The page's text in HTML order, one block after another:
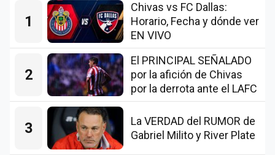
1
Chivas vs FC Dallas:
Horario, Fecha y dónde ver
EN VIVO
2
El PRINCIPAL SEÑALADO
por la afición de Chivas
por la derrota ante el LAFC
3
La VERDAD del RUMOR de
Gabriel Milito y River Plate